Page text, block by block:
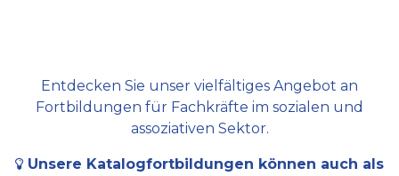
Entdecken Sie unser vielfältiges Angebot an
Fortbildungen für Fachkräfte im sozialen und
assoziativen Sektor.
Unsere Katalogfortbildungen können auch als